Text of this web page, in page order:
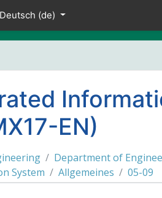
Deutsch ‎(de)‎
EN)
Department of
System
Allgemeines 05-09